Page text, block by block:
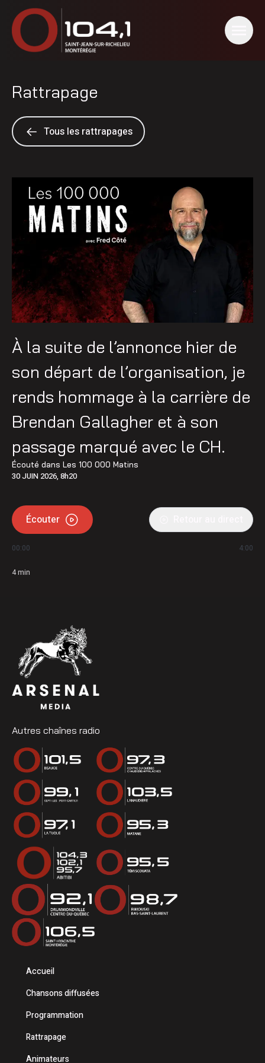
Rattrapage
Tous les rattrapages
À la suite de l’annonce hier de
son départ de l’organisation, je
rends hommage à la carrière de
Brendan Gallagher et à son
passage marqué avec le CH.
Écouté dans Les 100 000 Matins
30 JUIN 2026, 8h20
Écouter
00:00 4:00
4min
Autres chaînes radio
Accueil
Chansons diffusées
Programmation
Rattrapage
Animateurs